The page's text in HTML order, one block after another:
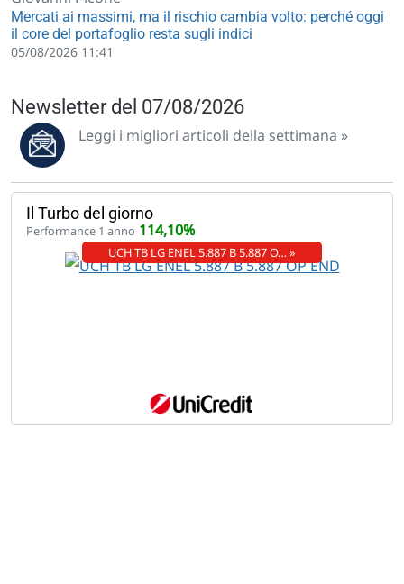
Mercati ai massimi, ma il rischio cambia volto: perché oggi
il core del portafoglio resta sugli indici
05/08/2026 11:41
Newsletter del 07/08/2026
Leggi i migliori articoli della settimana »
Il Turbo del giorno
Performance 1 anno 114,10%
UCH TB LG ENEL 5.887 B 5.887 O… »